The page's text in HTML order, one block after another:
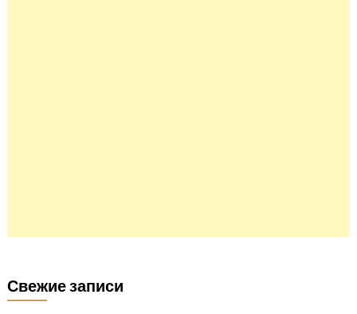
Свежие записи